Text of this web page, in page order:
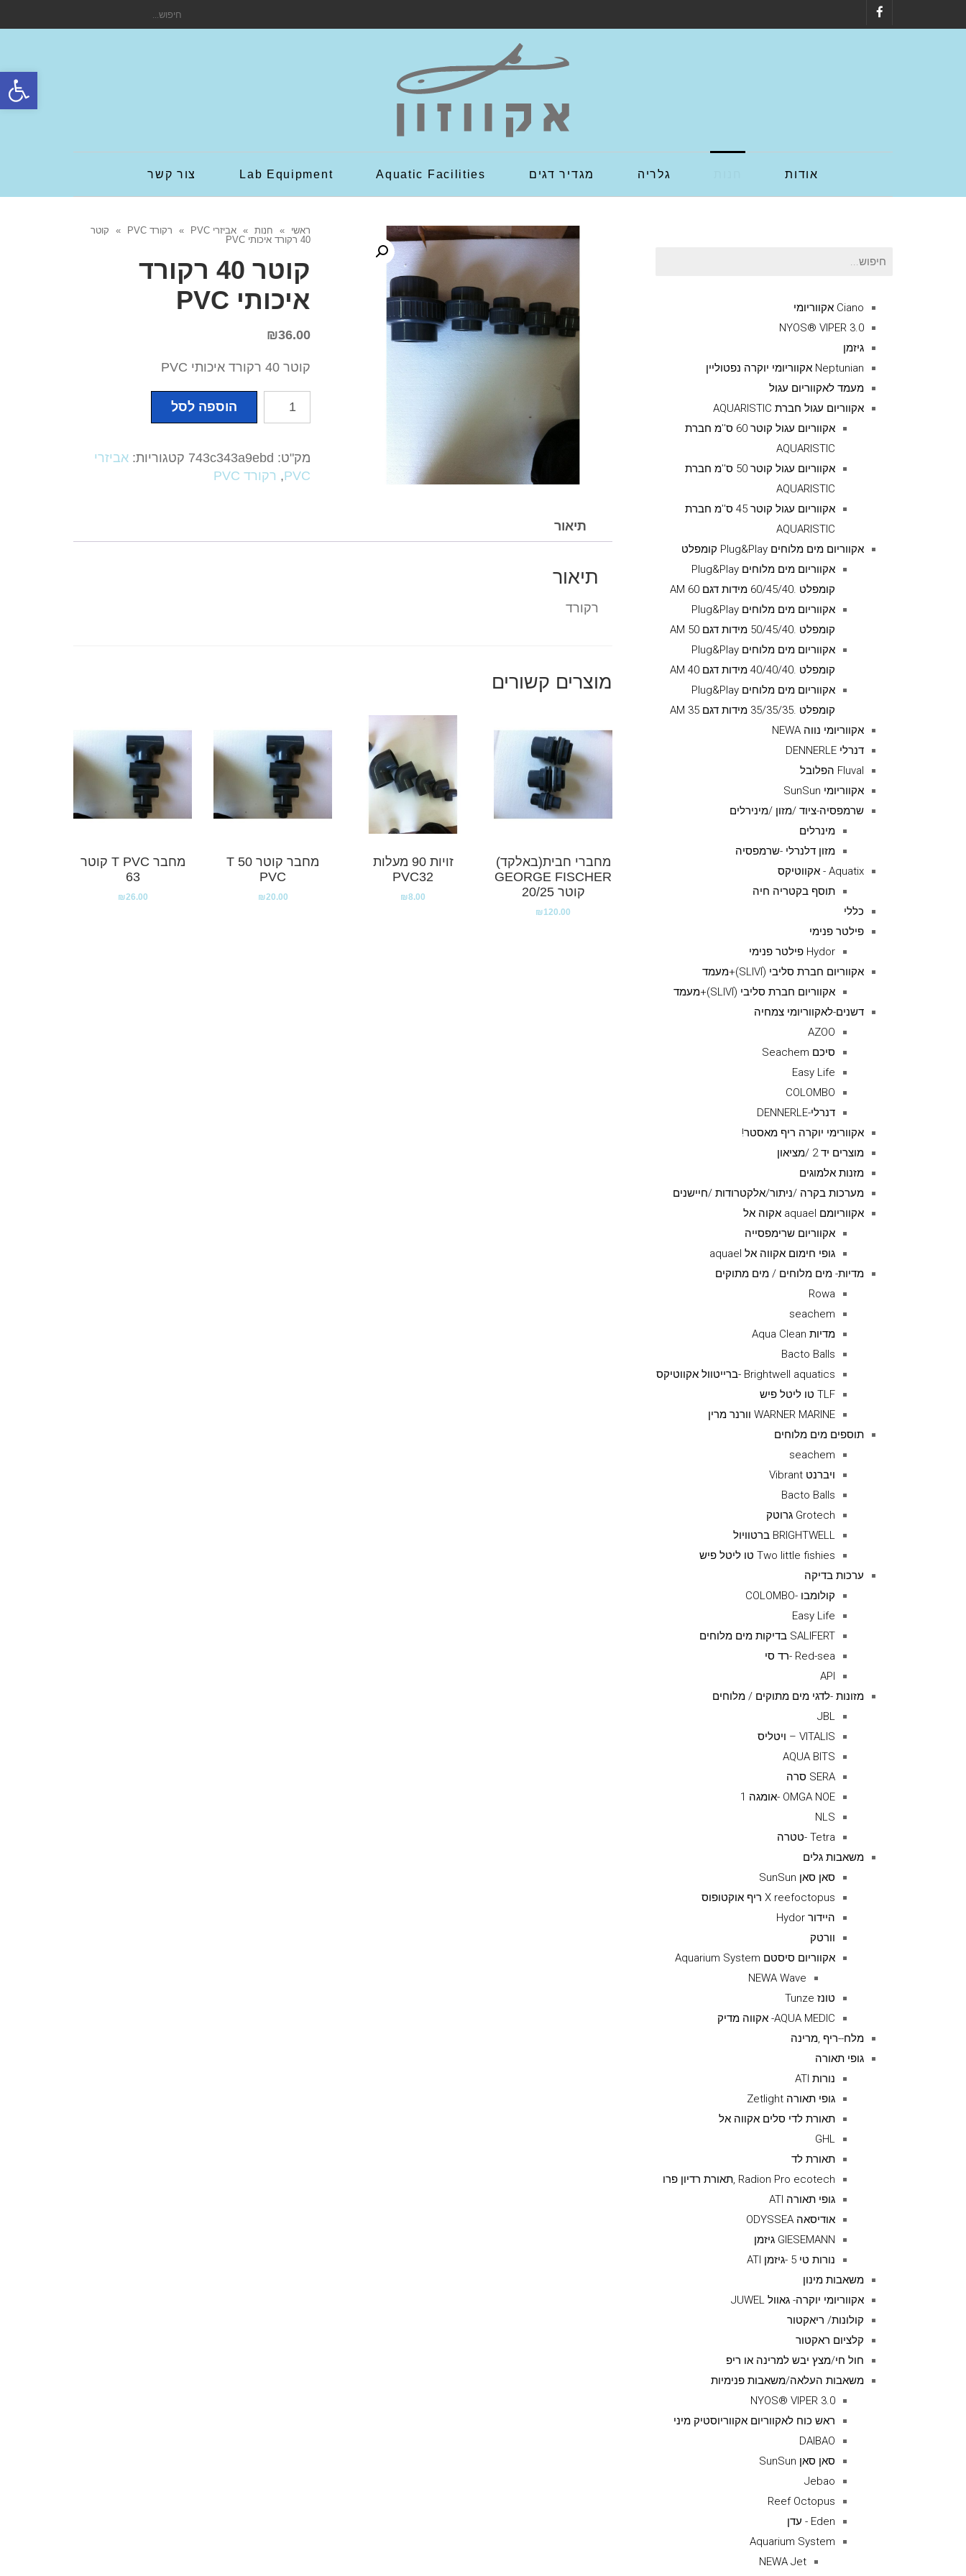
פתח
חיפוש
אודות גלריה מגדיר דגים Aquatic Facilities
Lab Equipment צור קשר
ראשי » חנות » אביזרי PVC » רקורד PVC »
קוטר
40 רקורד איכותי PVC
קוטר 40 רקורד
איכותי PVC
₪36.00
קוטר 40 רקורד איכותי PVC
כמות
40
רקורד
הוספה לסל
מק"ט: 743c343a9ebd קטגוריות: אביזרי
PVC
, רקורד PVC
תיאור
תיאור
רקורד
מוצרים קשורים
מחברי חבית(באלקד)
GEORGE FISCHER
קוטר 20/25
₪120.00
זויות 90 מעלות
PVC32
₪8.00
מחבר קוטר 50 T
PVC
₪20.00
מחבר T PVC קוטר
63
₪26.00
חיפוש
Ciano אקווריומי
NYOS® VIPER 3.0
גיזמן
Neptunian אקווריומי יוקרה נפטוליין
מעמד לאקווריום עגול
אקווריום עגול חברת AQUARISTIC
אקווריום עגול קוטר 60 ס''מ חברת
AQUARISTIC
אקווריום עגול קוטר 50 ס''מ חברת
AQUARISTIC
אקווריום עגול קוטר 45 ס''מ חברת
AQUARISTIC
אקווריום מים מלוחים Plug&Play קומפלט
אקווריום מים מלוחים Plug&Play
קומפלט .60/45/40 מידות דגם AM 60
אקווריום מים מלוחים Plug&Play
קומפלט .50/45/40 מידות דגם AM 50
אקווריום מים מלוחים Plug&Play
קומפלט .40/40/40 מידות דגם AM 40
אקווריום מים מלוחים Plug&Play
קומפלט .35/35/35 מידות דגם AM 35
אקווריומי נווה NEWA
דנרלי DENNERLE
Fluval הפלובל
אקווריומי SunSun
שרמפסיה-ציוד /מזון /מינירלים
מינרלים
מזון דלנרלי -שרמפסיה
Aquatix - אקווטיקס
תוסף בקטריה חיה
כללי
פילטר פנימי
Hydor פילטר פנימי
אקווריום חברת סליבי (SLIVIׂׂ)+מעמד
אקווריום חברת סליבי (SLIVIׂׂ)+מעמד
דשנים-לאקווריומי צמחיה
AZOO
סיכם Seachem
Easy Life
COLOMBO
דנרלי-DENNERLE
אקוורימי יוקרה ריף מאסטר!
מוצרים יד 2 /מציאון
מזנות אלמוגים
מערכות בקרה /ניתור/אלקטרודות /חיישנים
אקווריומם aquael אקוה אל
אקווריום שרימפסייה
גופי חימום אקווה אל aquael
מדיות- מים מלוחים / מים מתוקים
Rowa
seachem
מדיות Aqua Clean
Bacto Balls
Brightwell aquatics -ברייטוול אקווטיקס
TLF טו ליטל פיש
WARNER MARINE וורנר מרין
תוספים מים מלוחים
seachem
ויברנט Vibrant
Bacto Balls
Grotech גרוטק
BRIGHTWELL ברטוויול
Two little fishies טו ליטל פיש
ערכות בדיקה
קולומבו -COLOMBO
Easy Life
SALIFERT בדיקות מים מלוחים
Red-sea -רד סי
API
מזונות -לדגי מים מתוקים / מלוחים
JBL
VITALIS – ויטליס
AQUA BITS
SERA סרה
OMGA NOE -אומגה 1
NLS
Tetra -טטרה
משאבות גלים
סאן סאן SunSun
X reefoctopus ריף אוקטופוס
היידור Hydor
וורטק
אקווריום סיסטם Aquarium System
NEWA Wave
טונז Tunze
AQUA MEDIC- אקווה מדיק
מלח--ריף ,מרינה
גופי תאורה
נורות ATI
גופי תאורה Zetlight
תאורת לדי סלים אקווה אל
GHL
תאורת לד
Radion Pro ecotech ,תאורת רדיון פרו
גופי תאורה ATI
אודיסאה ODYSSEA
GIESEMANN גיזמן
נורות טי 5 -גיזמן ATI
משאבות מינון
אקווריומי יוקרה- גאוול JUWEL
קולונות/ ריאקטור
קלציום ראקטור
חול חי/מצץ יבש למרינה או ריפ
משאבות העלאה/משאבות פנימיות
NYOS® VIPER 3.0
ראש כוח לאקווריום אקווריוסטיק מיני
DAIBAO
סאן סאן SunSun
Jebao
Reef Octopus
Eden - עדן
Aquarium System
NEWA Jet